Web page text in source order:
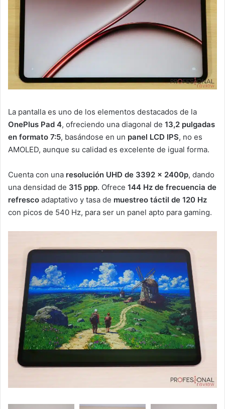
La pantalla es uno de los elementos destacados de la
OnePlus Pad 4, ofreciendo una diagonal de 13,2 pulgadas
en formato 7:5, basándose en un panel LCD IPS, no es
AMOLED, aunque su calidad es excelente de igual forma.
Cuenta con una resolución UHD de 3392 x 2400p, dando
una densidad de 315 ppp. Ofrece 144 Hz de frecuencia de
refresco adaptativo y tasa de muestreo táctil de 120 Hz
con picos de 540 Hz, para ser un panel apto para gaming.